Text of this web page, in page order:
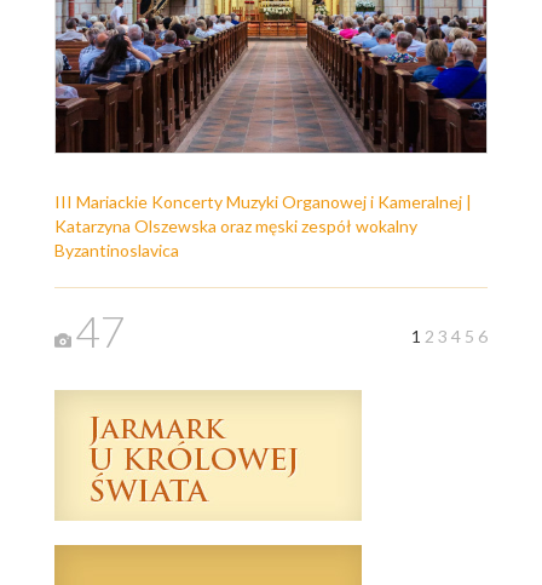
III Mariackie Koncerty Muzyki Organowej i Kameralnej |
Katarzyna Olszewska oraz męski zespół wokalny
Byzantinoslavica
47 1 2 3 4 5 6